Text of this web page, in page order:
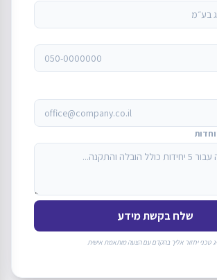
שלח בקשת מידע
טכני יחזור אליך בהקדם עם הצעה מותאמת אישית